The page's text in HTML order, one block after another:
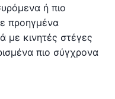
ή πιο
προηγμένα
με κινητές στέγες
πιο σύγχρονα